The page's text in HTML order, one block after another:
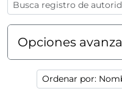
Opciones
Ordenar por: